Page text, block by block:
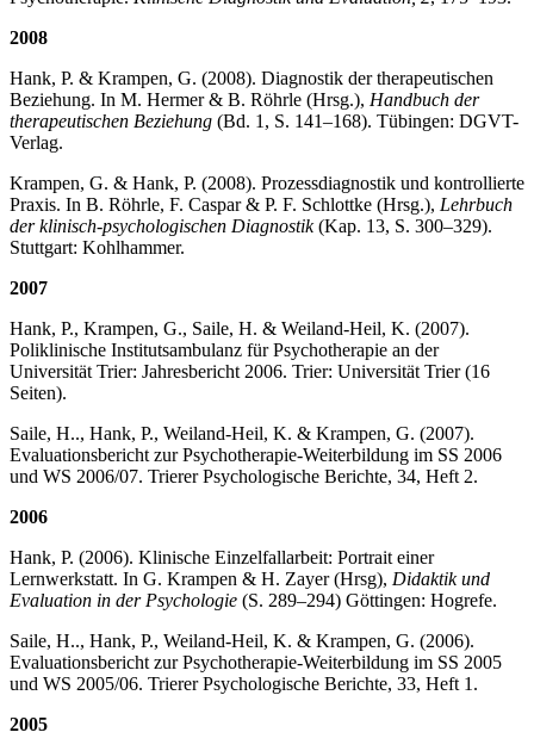
2008
Hank, P. & Krampen, G. (2008). Diagnostik der therapeutischen
Beziehung. In M. Hermer & B. Röhrle (Hrsg.), Handbuch der
therapeutischen Beziehung (Bd. 1, S. 141–168). Tübingen: DGVT-
Verlag.
Krampen, G. & Hank, P. (2008). Prozessdiagnostik und kontrollierte
Praxis. In B. Röhrle, F. Caspar & P. F. Schlottke (Hrsg.), Lehrbuch
der klinisch-psychologischen Diagnostik(Kap. 13, S. 300–329).
Stuttgart: Kohlhammer.
2007
Hank, P., Krampen, G., Saile, H. & Weiland-Heil, K. (2007).
Poliklinische Institutsambulanz für Psychotherapie an der
Universität Trier: Jahresbericht 2006. Trier: Universität Trier (16
Seiten).
Saile, H.., Hank, P., Weiland-Heil, K. & Krampen, G. (2007).
Evaluationsbericht zur Psychotherapie-Weiterbildung im SS 2006
und WS 2006/07. Trierer Psychologische Berichte, 34, Heft 2.
2006
Hank, P. (2006). Klinische Einzelfallarbeit: Portrait einer
Lernwerkstatt. In G. Krampen & H. Zayer (Hrsg), Didaktik und
Evaluation in der Psychologie (S. 289–294) Göttingen: Hogrefe.
Saile, H.., Hank, P., Weiland-Heil, K. & Krampen, G. (2006).
Evaluationsbericht zur Psychotherapie-Weiterbildung im SS 2005
und WS 2005/06. Trierer Psychologische Berichte, 33, Heft 1.
2005